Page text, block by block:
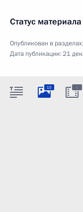
Статус материала
Опубликован в разделах:
Дата публикации:21
15 :